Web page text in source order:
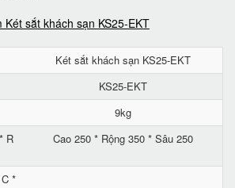
Két sắt khách sạn KS25-EKT
KS25-EKT
9kg
R
Cao 250 * Rộng 350 * Sâu 250
*